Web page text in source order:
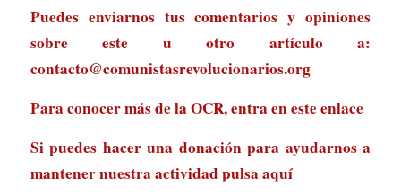
Puedes enviarnos tus comentarios y opiniones
sobre este u otro artículo a:
contacto@comunistasrevolucionarios.org
Para conocer más de la OCR, entra eneste enlace
Si puedes hacer una donación para ayudarnos a
mantener nuestra actividad pulsa aquí